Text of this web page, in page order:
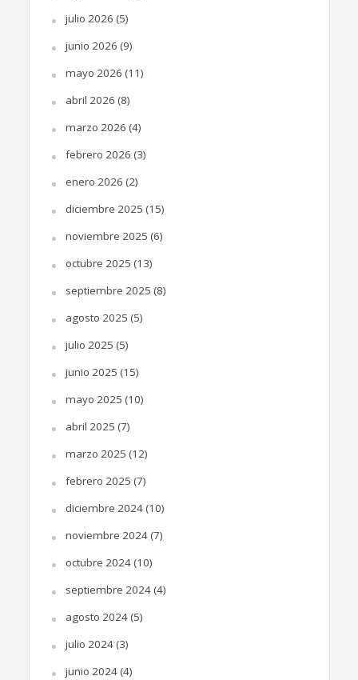
julio 2026 (5)
junio 2026 (9)
mayo 2026 (11)
abril 2026 (8)
marzo 2026 (4)
febrero 2026 (3)
enero 2026 (2)
diciembre 2025 (15)
noviembre 2025 (6)
octubre 2025 (13)
septiembre 2025 (8)
agosto 2025 (5)
julio 2025 (5)
junio 2025 (15)
mayo 2025 (10)
abril 2025 (7)
marzo 2025 (12)
febrero 2025 (7)
diciembre 2024(10)
noviembre 2024(7)
octubre 2024(10)
septiembre 2024(4)
agosto 2024(5)
julio 2024(3)
junio 2024(4)